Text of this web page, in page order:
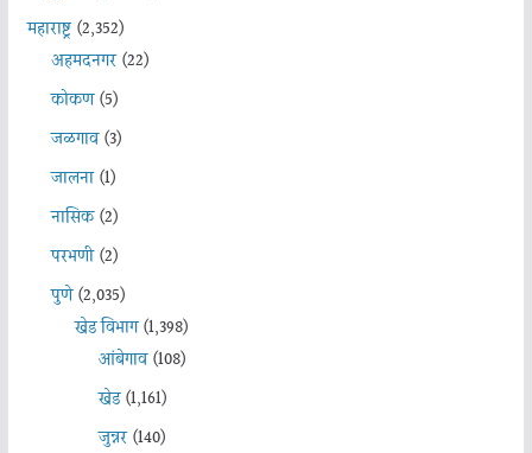
महाराष्ट्र(2,352)
अहमदनगर(22)
कोकण(5)
जळगाव(3)
जालना(1)
नासिक(2)
परभणी(2)
पुणे(2,035)
खेड विभाग(1,398)
आंबेगाव(108)
खेड(1,161)
जुन्नर(140)